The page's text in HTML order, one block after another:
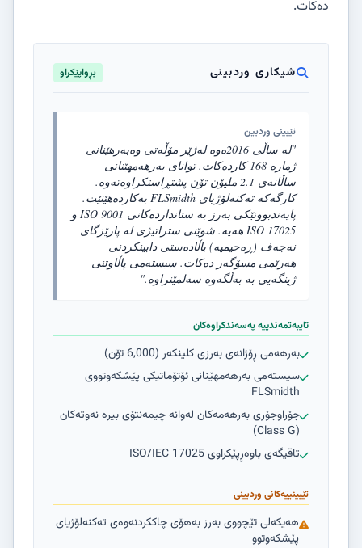
دەکات.
شیکاری وردبینی بڕواپێکراو
تێبینی وردبین
"لە ساڵی 2016ەوە لەژێر مۆڵەتی وەبەرهێنانی
ژمارە 168 کاردەکات. توانای بەرهەمهێنانی
ساڵانەی 2.1 ملیۆن تۆن پشتڕاستکراوەتەوە.
کارگەکە تەکنەلۆژیای FLSmidth بەکاردەهێنێت.
پایەندبوونێکی بەرز بە ستانداردەکانی ISO 9001 و
ISO 17025 هەیە. شوێنی ستراتیژی لە پارێزگای
نەجەف (ڕەحیمیە) باڵادەستی دابینکردنی
هەرێمی مسۆگەر دەکات. سیستەمی پاڵاوتنی
ژینگەیی بە بەڵگەوە سەلمێنراوە."
تایبەتمەندییە پەسەندکراوەکان
بەرهەمی ڕۆژانەی بەرزی کلینکەر (6,000 تۆن)
سیستەمی بەرهەمهێنانی ئۆتۆماتیکی پێشکەوتووی
FLSmidth
جۆراوجۆری بەرهەمەکان لەوانە چیمەنتۆی بیرە نەوتەکان
(Class G)
تاقیگەی باوەڕپێکراوی ISO/IEC 17025
تێبینییەکانی وردبینی
هەیکەلی تێچووی بەرز بەهۆی چاککردنەوەی تەکنەلۆژیای
پێشکەوتوو